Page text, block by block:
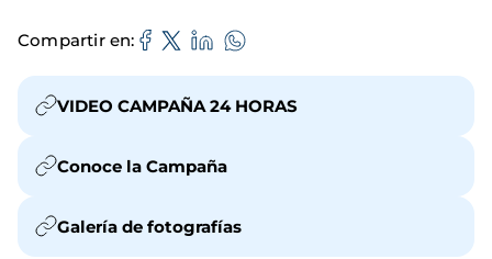
Compartir en
VIDEO CAMPAÑA 24 HORAS
Conoce la Campaña
Galería de fotografías